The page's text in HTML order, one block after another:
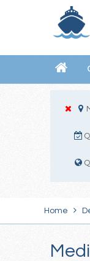
Home